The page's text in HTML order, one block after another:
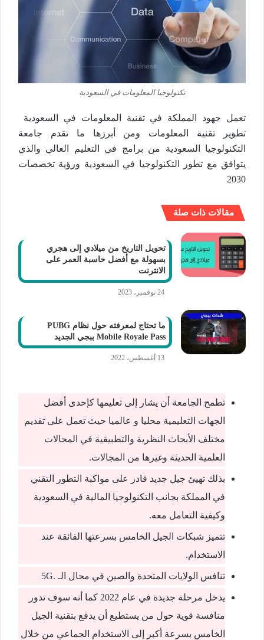
تكنولوجيا المعلومات في السعودية
تعمل جهود المملكة في تقنية المعلومات في السعودية
تطوير تقنية المعلومات ومن أبرزها ما تقدم جامعة
التكنولوجيا السعودية من برامج في التعليم العالي والذي
يتوافق مع تطور التكنولوجيا في السعودية ورؤية تخصصات
2030
مقالات ذات صلة
تحويل التاريخ من ميلادي إلى هجري
بسهولة مع أفضل حاسبة العمر على
الانترنت
24 نوفمبر، 2023
ما تحتاج لمعرفته حول نظام PUBG
Mobile Royale Pass ببجي الجديد
13 أغسطس، 2022
تطمح الجامعة أن يشار إلى تعليمها كإحدى أفضل
الجهات التعليمية محليا و عالميا حيث تعمل على تقديم
مختلف الأبحاث النظرية والتطبيقية في المجالات
العلمية الحديثة وغيرها من المجالات.
بذلك تهيئ جيل جديد قادر على مواكبة التطور التقني
في المملكة بجانب التكنولوجيا المالية في السعودية
وكيفية التعامل معه.
تتميز شبكات الجيل الخامس بسرعتها الفائقة عند
الاستخدام.
تنافس الولايات المتحدة والصين في مجال الـ .5G
يدخل مرحلة جديدة في عام 2022 كما أنه سوف تدور
منافسة قوية حول من يستطيع أن يدفع بتقنية الجيل
الخامس بسرعة أكبر إلى الاستخدام الجماعي من خلال